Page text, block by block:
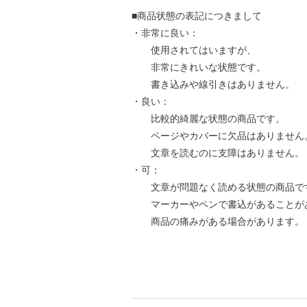
■商品状態の表記につきまして
・非常に良い：
使用されてはいますが、
非常にきれいな状態です。
書き込みや線引きはありません。
・良い：
比較的綺麗な状態の商品です。
ページやカバーに欠品はありません
文章を読むのに支障はありません。
・可：
文章が問題なく読める状態の商品で
マーカーやペンで書込があることが
商品の痛みがある場合があります。